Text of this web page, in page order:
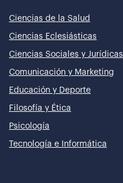
Ciencias de la Salud
Ciencias Eclesiásticas
Ciencias Sociales y Jurídicas
Comunicación y Marketing
Educación y Deporte
Filosofía y Ética
Psicología
Tecnología e Informática